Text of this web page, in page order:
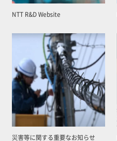
NTT R&D Website
災害等に関する重要なお知らせ